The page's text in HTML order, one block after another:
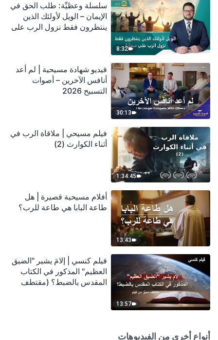
8:32
سلسلة وعظيِّة: طلب الحق في
الإيمان – الويل لأولئك الذين
ينتظرون فقط نزول الرب على
30:13
فيديو شهادة مسيحية | لم أعد
أنافس الآخرين – أصوات
التسبيح 2026
1:34:45
فيلم مسيحي | ملاقاة الرب في
أثناء الكوارث (2)
13:43
أفلام مسيحية قصيرة | هل
طاعة البابا هي طاعة للرب؟
13:57
فيلم كنسي | إلامَ يشير "الضيق
العظيم" المذكور في الكتاب
المقدس بالضبط؟ (مقتطف
أنواع أخرى من الفيديوهات